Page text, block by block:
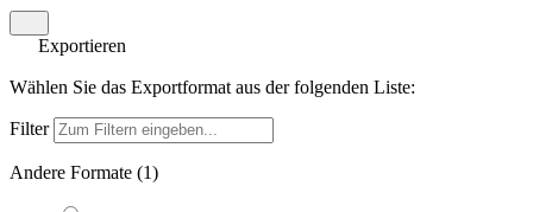
Exportieren
Wählen Sie das Exportformat aus der folgenden Liste:
Filter
Andere Formate (1)